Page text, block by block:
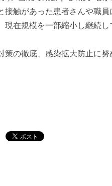
接触があった患者さんや職員
在規模を一部縮小し継続し
の徹底、感染拡大防止に
4
学医学